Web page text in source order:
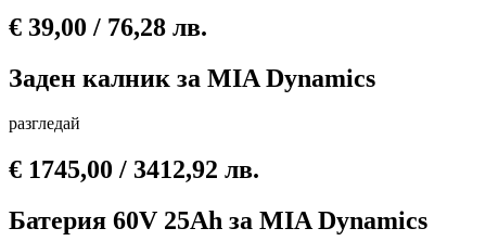
€ 39,00 / 76,28 лв.
Заден калник за MIA Dynamics
разгледай
€ 1745,00 / 3412,92 лв.
Батерия 60V 25Ah за MIA Dynamics